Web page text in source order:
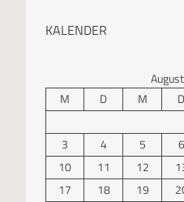
KALENDER
M
D M D
3
4 5 6
10
11 12
17
18 19